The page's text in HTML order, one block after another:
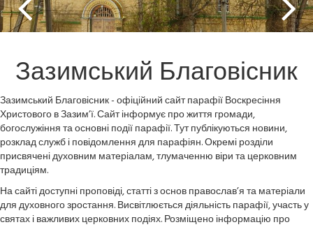
Зазимський Благовісник
Зазимський Благовісник - офіційний сайт парафії Воскресіння
Христового в Зазим’ї. Сайт інформує про життя громади,
богослужіння та основні події парафії. Тут публікуються новини,
розклад служб і повідомлення для парафіян. Окремі розділи
присвячені духовним матеріалам, тлумаченню віри та церковним
традиціям.
На сайті доступні проповіді, статті з основ православ’я та матеріали
для духовного зростання. Висвітлюється діяльність парафії, участь у
святах і важливих церковних подіях. Розміщено інформацію про